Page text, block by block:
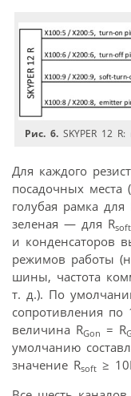
Рис. 6. SKYPER 12
Для каждого
посадочных места
голубая рамка для
зеленая — для Rsoft
и конденсаторов
режимов работы
шины, частота
т. д.). По
сопротивления
величина RGon = R
умолчанию
значение Rsoft ≥